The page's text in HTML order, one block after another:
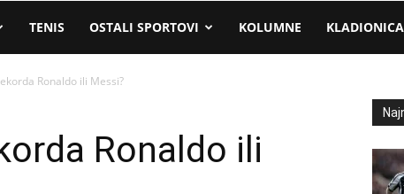
TENIS OSTALI SPORTOVI KOLUMNE KLADIONICA
Ronaldo ili Messi?
Ronaldo ili